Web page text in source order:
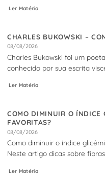
Ler Matéria
CHARLES BUKOWSKI –
08/08/2026
Charles Bukowski foi um
conhecido por sua escrita
Ler Matéria
COMO DIMINUIR O ÍNDICE
FAVORITAS?
08/08/2026
Como diminuir o índice
Neste artigo dicas sobre
Ler Matéria